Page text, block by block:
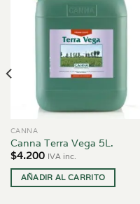
CANNA
Canna Terra Vega 5L.
$4.200 IVA inc.
AÑADIR AL CARRITO